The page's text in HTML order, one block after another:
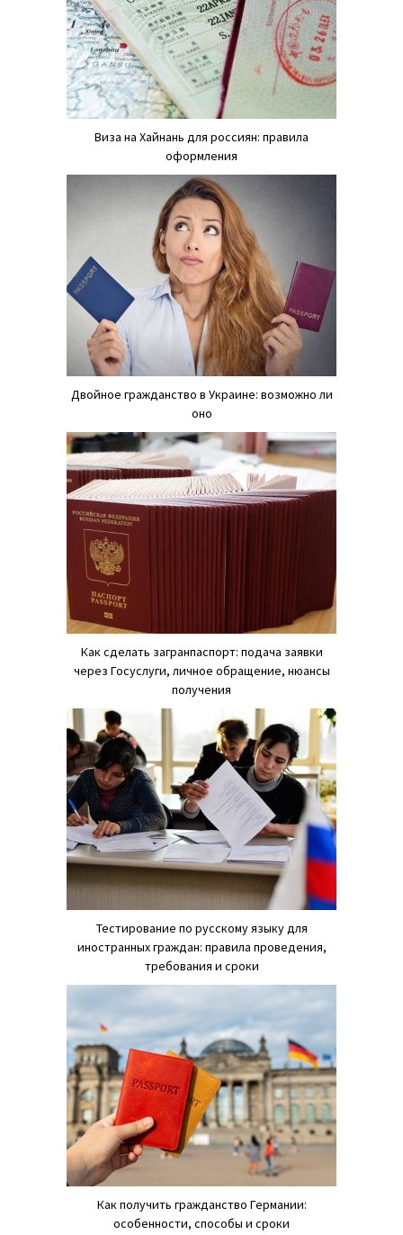
Виза на Хайнань для россиян: правила
оформления
Двойное гражданство в Украине: возможно ли
оно
Как сделать загранпаспорт: подача заявки
через Госуслуги, личное обращение, нюансы
получения
Тестирование по русскому языку для
иностранных граждан: правила проведения,
требования и сроки
Как получить гражданство Германии:
особенности, способы и сроки